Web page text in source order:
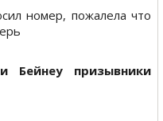
номер, пожалела что
Бейнеу призывники